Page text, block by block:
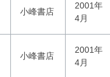
小峰書店
2001年
4月
小峰書店
2001年
4月